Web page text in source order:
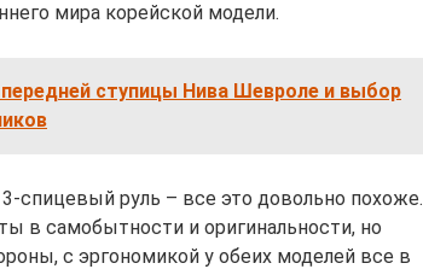
мира корейской модели.
ступицы Нива Шевроле и выбор
спицевый руль – все это довольно похоже.
в самобытности и оригинальности, но
с эргономикой у обеих моделей все в